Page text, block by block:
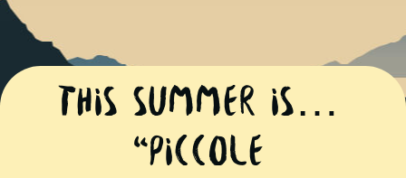
This summer Is…
“Piccole